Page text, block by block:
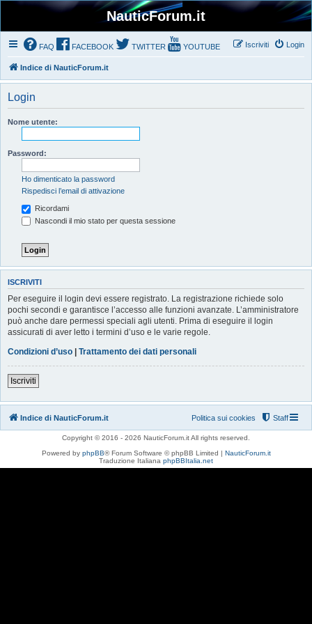
NauticForum.it
FAQ FACEBOOK TWITTER YOUTUBE Login
Iscriviti
Indice di NauticForum.it
Login
Nome utente:
Password:
Ho dimenticato la password
Rispedisci l’email di attivazione
Ricordami
Nascondi il mio stato per questa sessione
ISCRIVITI
Per eseguire il login devi essere registrato. La registrazione richiede solo
pochi secondi e garantisce l’accesso alle funzioni avanzate. L’amministratore
può anche dare permessi speciali agli utenti. Prima di eseguire il login
assicurati di aver letto i termini d’uso e le varie regole.
Condizioni d’uso | Trattamento dei dati personali
Iscriviti
Indice di NauticForum.it Staff
Politica sui cookies
Copyright © 2016 - 2026 NauticForum.it All rights reserved.
Powered by phpBB® Forum Software © phpBB Limited | NauticForum.it
Traduzione Italiana phpBBItalia.net